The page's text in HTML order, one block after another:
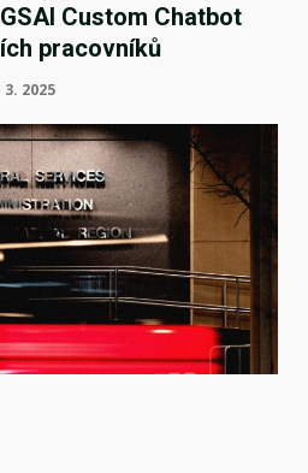
Custom Chatbot
pracovníků
3. 2025